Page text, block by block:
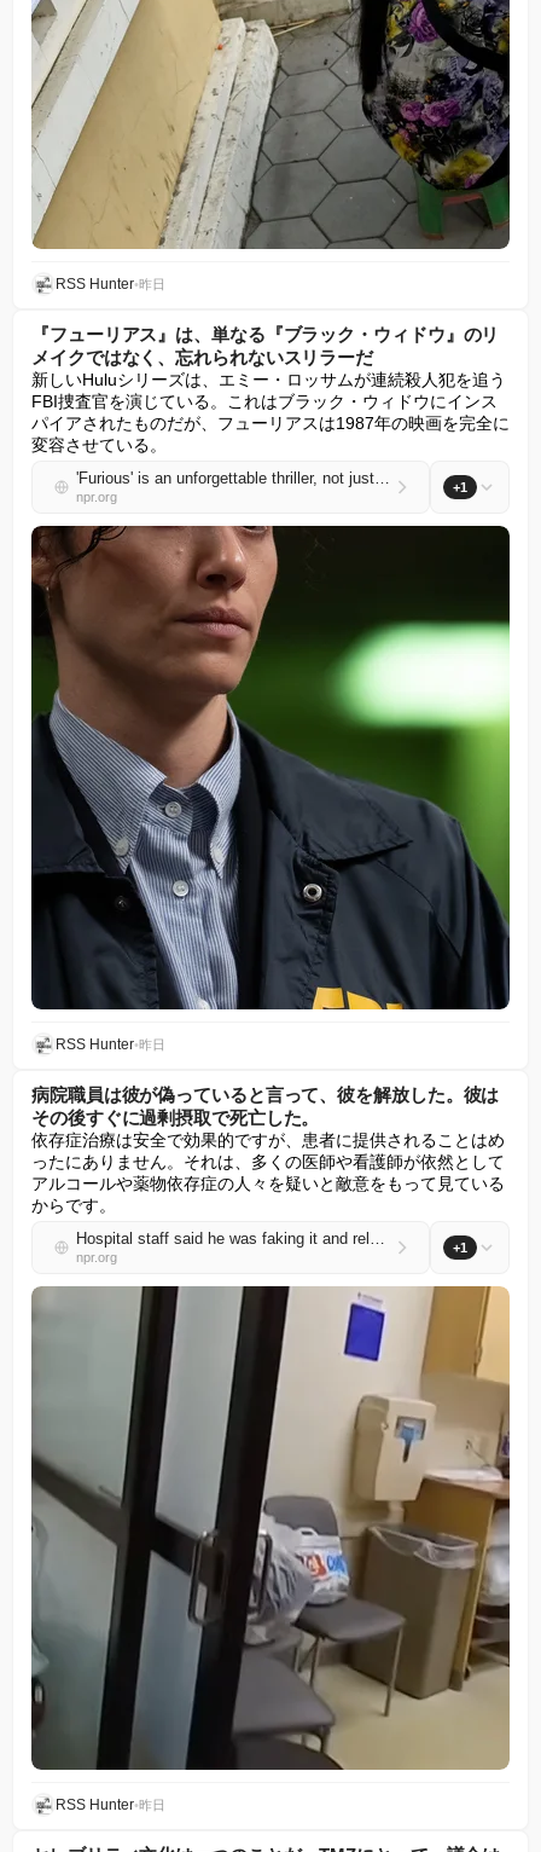
RSS Hunter•昨日
『フューリアス』は、単なる『ブラック・ウィドウ』のリ
メイクではなく、忘れられないスリラーだ
新しいHuluシリーズは、エミー・ロッサムが連続殺人犯を追う
FBI捜査官を演じている。これはブラック・ウィドウにインス
パイアされたものだが、フューリアスは1987年の映画を完全に
変容させている。
'Furious' is an unforgettable thriller, not just a 'Black Widow' remake
npr.org
+1
RSS Hunter•昨日
病院職員は彼が偽っていると言って、彼を解放した。彼は
その後すぐに過剰摂取で死亡した。
依存症治療は安全で効果的ですが、患者に提供されることはめ
ったにありません。それは、多くの医師や看護師が依然として
アルコールや薬物依存症の人々を疑いと敵意をもって見ている
からです。
Hospital staff said he was faking it and released him. He died from an overdose soon after
npr.org
+1
RSS Hunter•昨日